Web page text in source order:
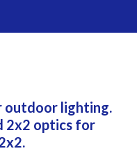
outdoor lighting.
2x2 optics for